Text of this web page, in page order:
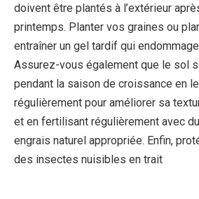
doivent être plantés à l’extérieur
printemps. Planter vos graines ou
entraîner un gel tardif qui
Assurez-vous également que le sol
pendant la saison de croissance en
régulièrement pour améliorer sa
et en fertilisant régulièrement avec
engrais naturel appropriée. Enfin,
des insectes nuisibles en trait